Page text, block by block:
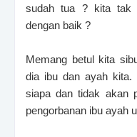
sudah tua ? kita tak
dengan baik ?
Memang betul kita
dia ibu dan ayah kita.
siapa dan tidak akan
pengorbanan ibu ayah